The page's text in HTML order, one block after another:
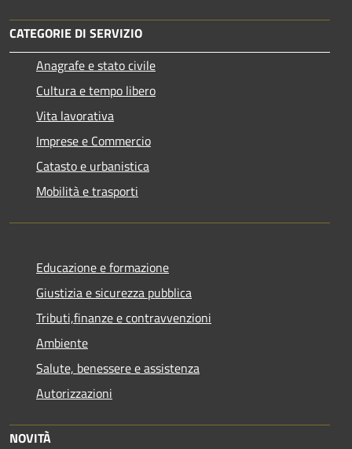
CATEGORIE DI SERVIZIO
Anagrafe e stato civile
Cultura e tempo libero
Vita lavorativa
Imprese e Commercio
Catasto e urbanistica
Mobilità e trasporti
Educazione e formazione
Giustizia e sicurezza pubblica
Tributi,finanze e contravvenzioni
Ambiente
Salute, benessere e assistenza
Autorizzazioni
NOVITÀ